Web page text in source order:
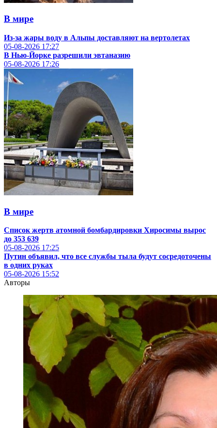
В мире
Из-за жары воду в Альпы доставляют на вертолетах
05-08-2026 17:27
В Нью-Йорке разрешили эвтаназию
05-08-2026 17:26
В мире
Список жертв атомной бомбардировки Хиросимы вырос
до 353 639
05-08-2026 17:25
Путин объявил, что все службы тыла будут сосредоточены
в одних руках
05-08-2026 15:52
Авторы